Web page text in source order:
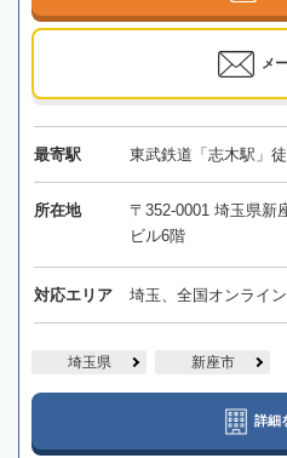
メ
最寄駅 東武鉄道「志木駅」
所在地
〒352-0001 埼玉県
ビル6階
対応エリア 埼玉、全国オンライ
埼玉県 新座市
詳細